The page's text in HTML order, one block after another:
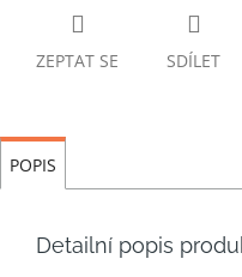
ZEPTAT SE SDÍLET
POPIS
Detailní popis